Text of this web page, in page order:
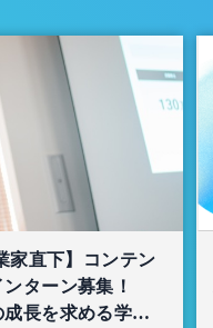
家直下】コンテン
ターン募集！
成長を求める学生